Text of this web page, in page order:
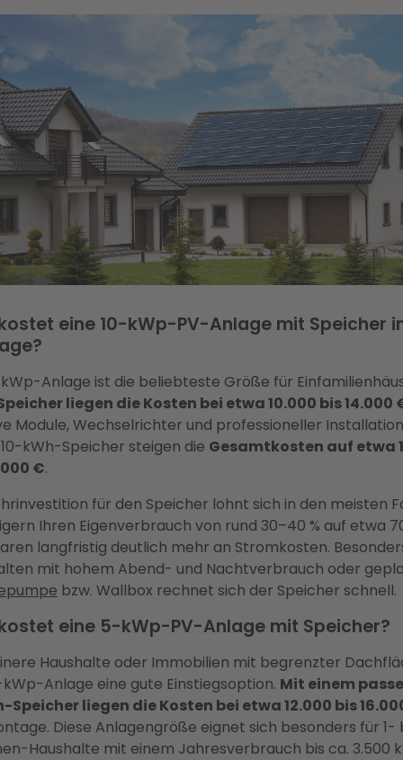
eine 10-kWp-PV-Anlage mit Speicher
Anlage ist die beliebteste Größe für
liegen die Kosten bei etwa 10.000 bis 14.000
Module, Wechselrichter und professioneller
kWh-Speicher steigen die Gesamtkosten auf etwa
€.
für den Speicher lohnt sich in den meisten
Ihren Eigenverbrauch von rund 30–40 % auf etwa
langfristig deutlich mehr an Stromkosten.
mit hohem Abend- und Nachtverbrauch oder
bzw. Wallbox rechnet sich der Speicher schnell.
eine 5-kWp-PV-Anlage mit Speicher?
Haushalte oder Immobilien mit begrenzter
Anlage eine gute Einstiegsoption. Mit einem
Speicher liegen die Kosten bei etwa 12.000 bis
Diese Anlagengröße eignet sich besonders für 1-
Haushalte mit einem Jahresverbrauch bis ca. 3.500